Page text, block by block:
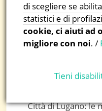
periodo estivo
vivere la scienza in
L’ideatorio
nel corso dell’estate.
Città di Lugano: le
di scegliere se
statistici e di
cookie, ci aiuti ad
migliore con noi. /
Tieni